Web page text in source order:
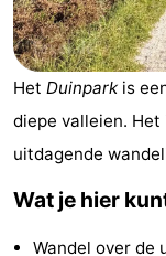
Hoorn
De
Cocksdorp
-
De
Koog
-
Oudeschild
De
Waal
-
Oosterend
Nature
Het Duinpark is
diepe valleien. Het
uitdagende
Wat je hier
Wandel over de